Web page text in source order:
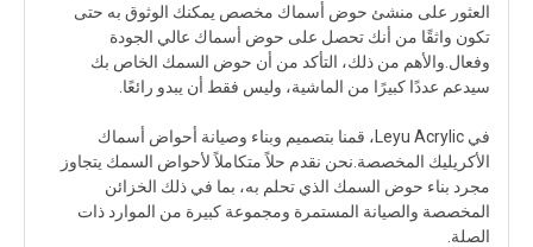
العثور على منشئ حوض أسماك مخصص يمكنك الوثوق به حتى
تكون واثقًا من أنك تحصل على حوض أسماك عالي الجودة
وفعال.والأهم من ذلك، التأكد من أن حوض السمك الخاص بك
سيدعم عددًا كبيرًا من الماشية، وليس فقط أن يبدو رائعًا.
في Leyu Acrylic، قمنا بتصميم وبناء وصيانة أحواض أسماك
الأكريليك المخصصة.نحن نقدم حلاً متكاملاً لأحواض السمك يتجاوز
مجرد بناء حوض السمك الذي تحلم به، بما في ذلك الخزائن
المخصصة والصيانة المستمرة ومجموعة كبيرة من الموارد ذات
الصلة.